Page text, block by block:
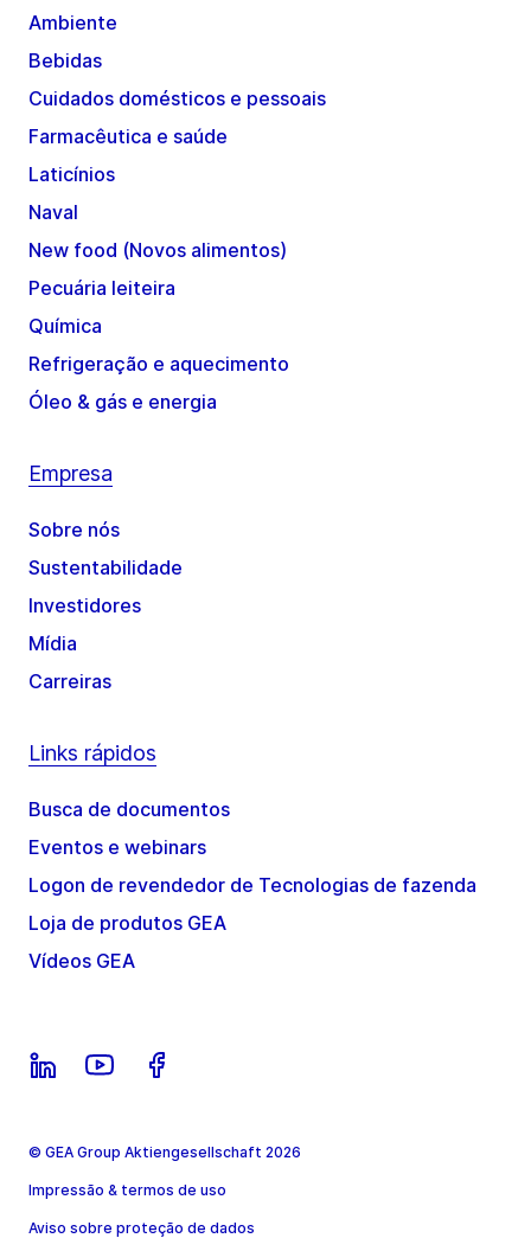
Ambiente
Bebidas
Cuidados domésticos e pessoais
Farmacêutica e saúde
Laticínios
Naval
New food (Novos alimentos)
Pecuária leiteira
Química
Refrigeração e aquecimento
Óleo & gás e energia
Empresa
Sobre nós
Sustentabilidade
Investidores
Mídia
Carreiras
Links rápidos
Busca de documentos
Eventos e webinars
Logon de revendedor de Tecnologias de fazenda
Loja de produtos GEA
Vídeos GEA
© GEA Group Aktiengesellschaft 2026
Impressão & termos de uso
Aviso sobre proteção de dados